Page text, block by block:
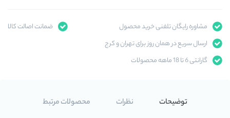
مشاوره رایگان تلفنی خرید محصول
ضمانت اصالت کالا
ارسال سریع در همان روز برای تهران و کرج
گارانتی 6 تا 18 ماهه محصولات
توضیحات نظرات محصولات مرتبط